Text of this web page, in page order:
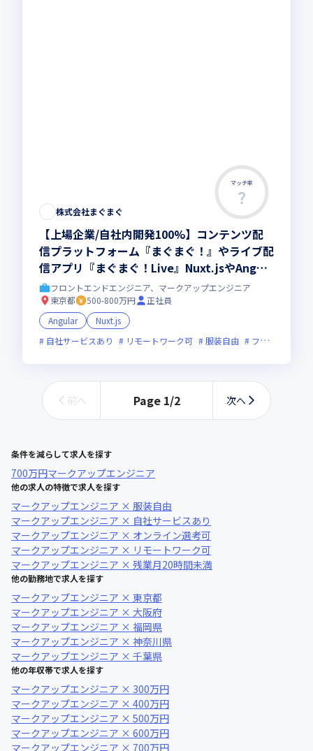
マッチ率
株式会社まぐまぐ
【上場企業/自社内開発100%】コンテンツ配
信プラットフォーム『まぐまぐ！』やライブ配
信アプリ『まぐまぐ！Live』Nuxt.jsやAngula
rの開発経験を活かしませんか？
フロントエンドエンジニア、マークアップエンジニア
東京都
500-800万円
正社員
Angular
Nuxt.js
自社サービスあり
リモートワーク可 服装自由 フレックス制度あり
前へ Page 1/2 次へ
条件を減らして求人を探す
700万円マークアップエンジニア
他の求人の特徴で求人を探す
マークアップエンジニア × 服装自由
マークアップエンジニア × 自社サービスあり
マークアップエンジニア × オンライン選考可
マークアップエンジニア × リモートワーク可
マークアップエンジニア × 残業月20時間未満
他の勤務地で求人を探す
マークアップエンジニア × 東京都
マークアップエンジニア × 大阪府
マークアップエンジニア × 福岡県
マークアップエンジニア × 神奈川県
マークアップエンジニア × 千葉県
他の年収帯で求人を探す
マークアップエンジニア × 300万円
マークアップエンジニア × 400万円
マークアップエンジニア × 500万円
マークアップエンジニア × 600万円
マークアップエンジニア × 700万円